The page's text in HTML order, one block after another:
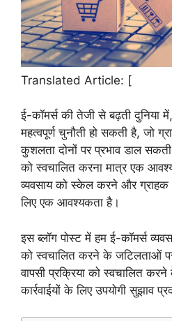
Translated Article: [
ई-कॉमर्स की तेजी से बढ़ती दुनिया
महत्वपूर्ण चुनौती हो सकती है, जो
कुशलता दोनों पर प्रभाव डाल
को स्वचालित करना मात्र एक
व्यवसाय को स्केल करने और
लिए एक आवश्यकता है।
इस ब्लॉग पोस्ट में हम ई-कॉमर्स
को स्वचालित करने के जटिलताओं पर
वापसी प्रक्रिया को स्वचालित
कार्रवाईयों के लिए उपयोगी सुझाव